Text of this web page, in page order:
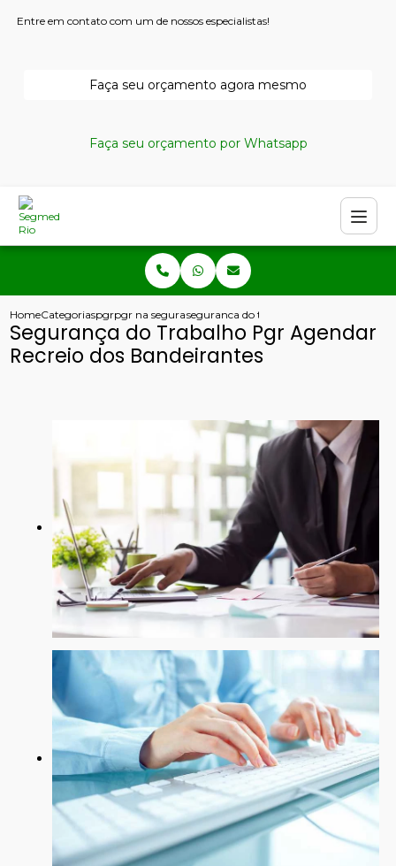
Entre em contato com um de nossos especialistas!
Faça seu orçamento agora mesmo
Faça seu orçamento por Whatsapp
HomeCategoriaspgrpgr na seguranca do trabalhoseguranca do trabalho pgr agendar
Segurança do Trabalho Pgr Agendar
Recreio dos Bandeirantes